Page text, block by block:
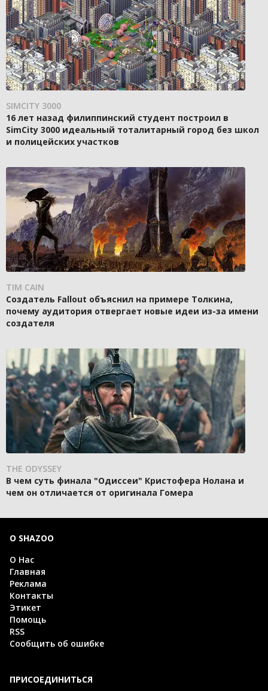
SIMCITY 3000
16 лет назад филиппинский студент построил в
SimCity 3000 идеальный тоталитарный город без школ
и полицейских участков
TIM CAIN
Создатель Fallout объяснил на примере Толкина,
почему аудитория отвергает новые идеи из-за имени
создателя
THE ODYSSEY
В чем суть финала "Одиссеи" Кристофера Нолана и
чем он отличается от оригинала Гомера
О SHAZOO
О Нас
Главная
Реклама
Контакты
Этикет
Помощь
RSS
Сообщить об ошибке
ПРИСОЕДИНИТЬСЯ